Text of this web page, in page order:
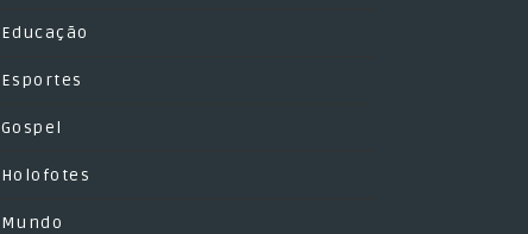
Educação
Esportes
Gospel
Holofotes
Mundo